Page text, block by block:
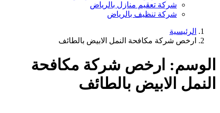
شركة تعقيم منازل بالرياض
شركة تنظيف بالرياض
الرئيسية
ارخص شركة مكافحة النمل الابيض بالطائف
الوسم: ارخص شركة مكافحة
النمل الابيض بالطائف